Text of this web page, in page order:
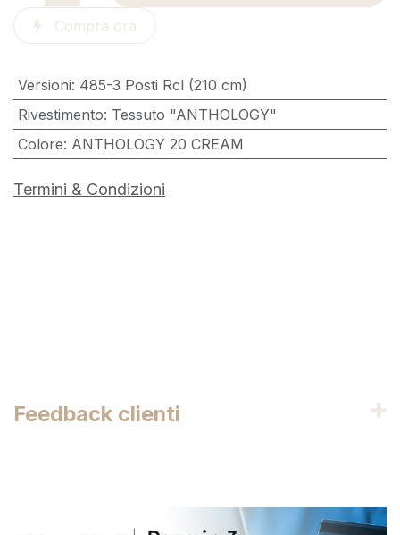
Compra ora
Versioni: 485-3 Posti Rcl (210 cm)
Rivestimento: Tessuto "ANTHOLOGY"
Colore: ANTHOLOGY 20 CREAM
Termini & Condizioni
Feedback clienti